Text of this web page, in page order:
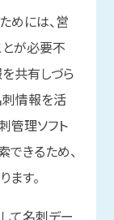
めには、営
が必要不
共有しづら
刺情報を活
管理ソフト
きるため、
す。
て名刺デー